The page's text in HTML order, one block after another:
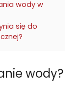
wody w
się do
wody?